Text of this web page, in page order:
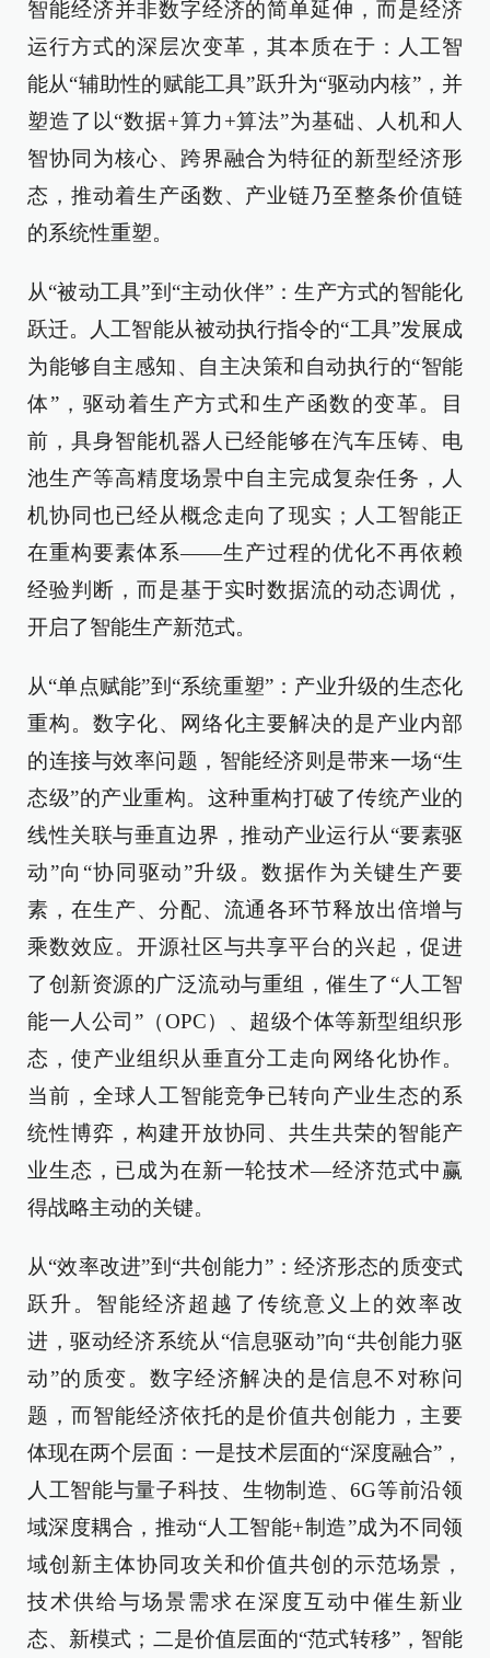
智能经济并非数字经济的简单延伸，而是经济
运行方式的深层次变革，其本质在于：人工智
能从“辅助性的赋能工具”跃升为“驱动内核”，并
塑造了以“数据+算力+算法”为基础、人机和人
智协同为核心、跨界融合为特征的新型经济形
态，推动着生产函数、产业链乃至整条价值链
的系统性重塑。
从“被动工具”到“主动伙伴”：生产方式的智能化
跃迁。人工智能从被动执行指令的“工具”发展成
为能够自主感知、自主决策和自动执行的“智能
体”，驱动着生产方式和生产函数的变革。目
前，具身智能机器人已经能够在汽车压铸、电
池生产等高精度场景中自主完成复杂任务，人
机协同也已经从概念走向了现实；人工智能正
在重构要素体系——生产过程的优化不再依赖
经验判断，而是基于实时数据流的动态调优，
开启了智能生产新范式。
从“单点赋能”到“系统重塑”：产业升级的生态化
重构。数字化、网络化主要解决的是产业内部
的连接与效率问题，智能经济则是带来一场“生
态级”的产业重构。这种重构打破了传统产业的
线性关联与垂直边界，推动产业运行从“要素驱
动”向“协同驱动”升级。数据作为关键生产要
素，在生产、分配、流通各环节释放出倍增与
乘数效应。开源社区与共享平台的兴起，促进
了创新资源的广泛流动与重组，催生了“人工智
能一人公司”（OPC）、超级个体等新型组织形
态，使产业组织从垂直分工走向网络化协作。
当前，全球人工智能竞争已转向产业生态的系
统性博弈，构建开放协同、共生共荣的智能产
业生态，已成为在新一轮技术—经济范式中赢
得战略主动的关键。
从“效率改进”到“共创能力”：经济形态的质变式
跃升。智能经济超越了传统意义上的效率改
进，驱动经济系统从“信息驱动”向“共创能力驱
动”的质变。数字经济解决的是信息不对称问
题，而智能经济依托的是价值共创能力，主要
体现在两个层面：一是技术层面的“深度融合”，
人工智能与量子科技、生物制造、6G等前沿领
域深度耦合，推动“人工智能+制造”成为不同领
域创新主体协同攻关和价值共创的示范场景，
技术供给与场景需求在深度互动中催生新业
态、新模式；二是价值层面的“范式转移”，智能